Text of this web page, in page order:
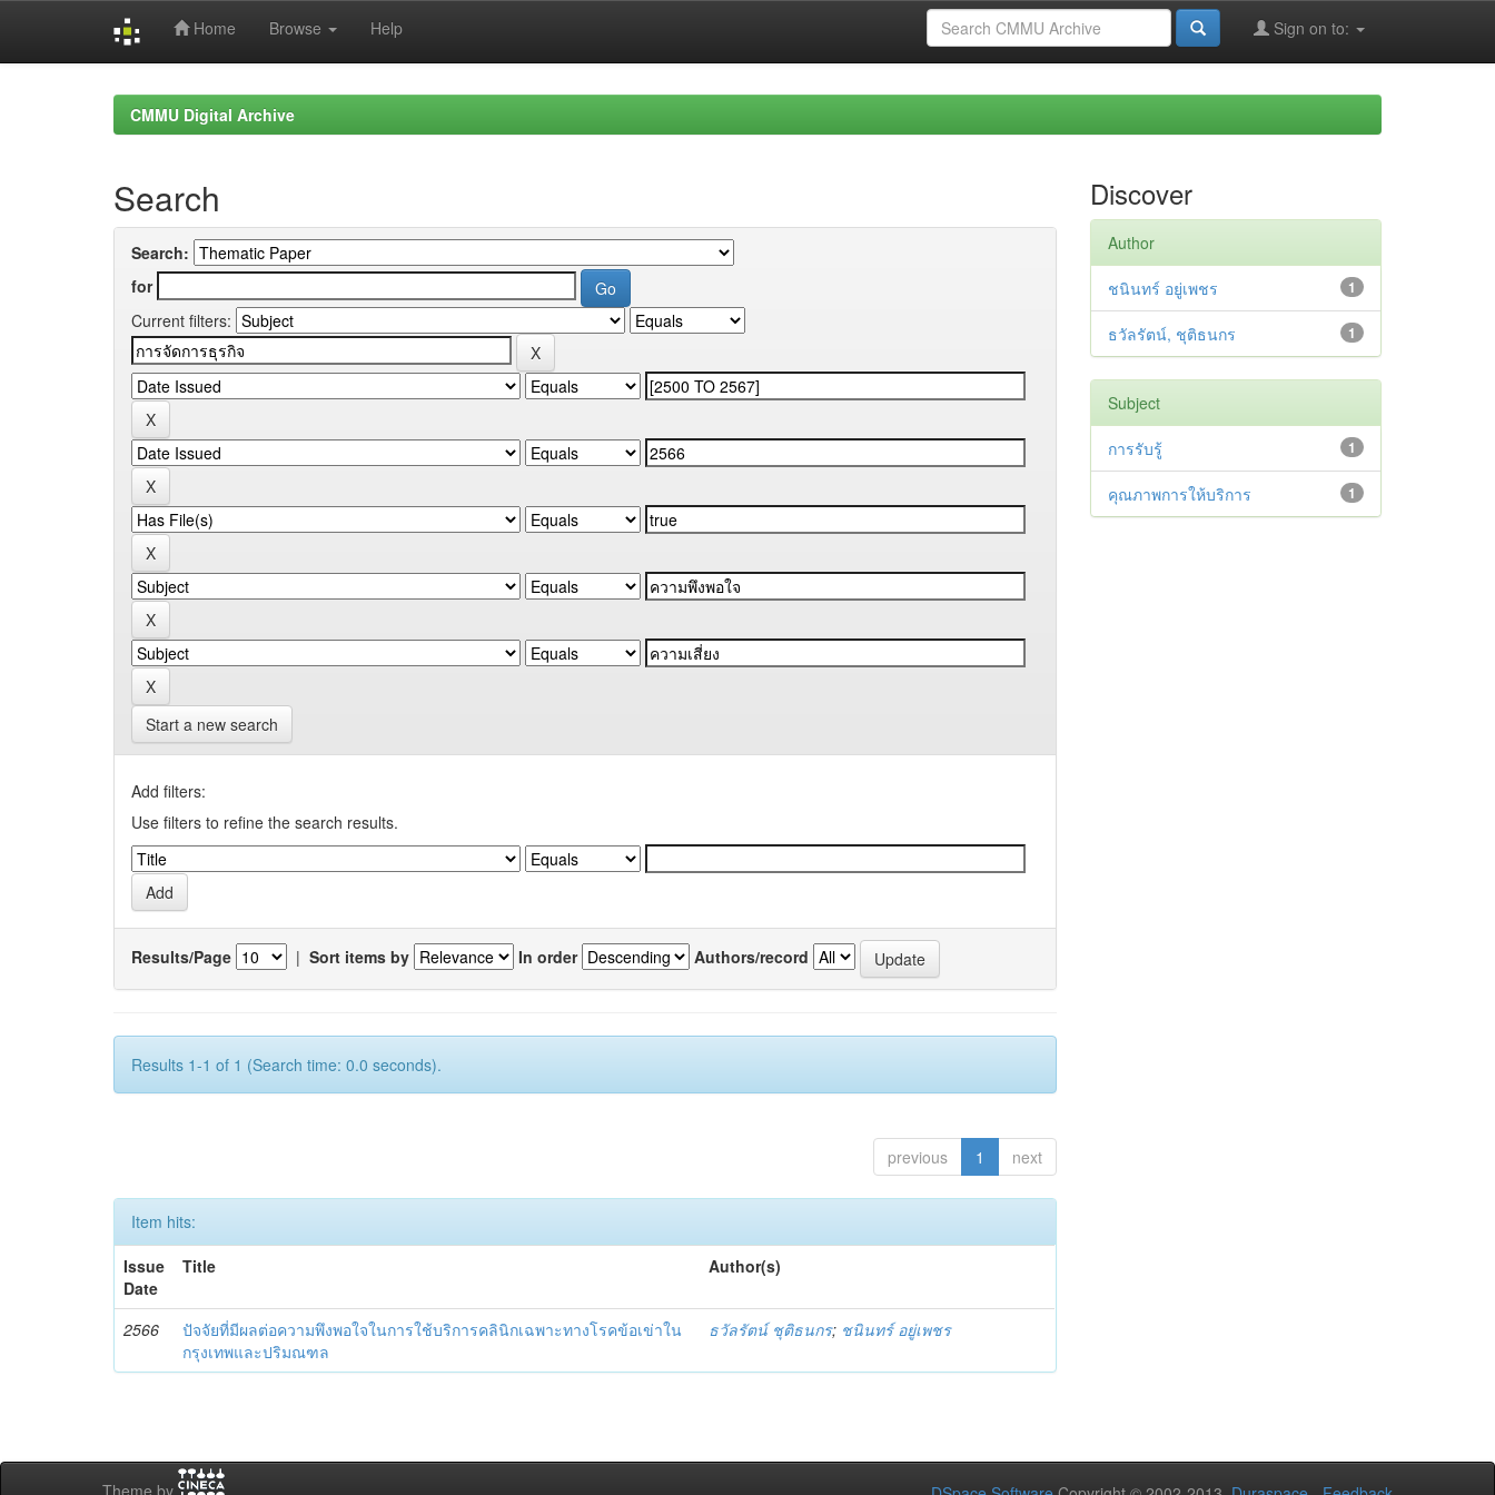
Home Browse Help Sign on to:
CMMU Digital Archive
Search
Search:
for
Current filters:
Start a new search
Add filters:
Use filters to refine the search results.
Results/Page | Sort items by In order Authors/record
Results 1-1 of 1 (Search time: 0.0 seconds).
previous 1 next
Item hits:
Issue
Date
Title Author(s)
2566
ปัจจัยที่มีผลต่อความพึงพอใจในการใช้บริการคลินิกเฉพาะทางโรคข้อเข่าใน
กรุงเทพและปริมณฑล
ธวัลรัตน์ ชุติธนกร; ชนินทร์ อยู่เพชร
Discover
Author
1
ชนินทร์ อยู่เพชร
1
ธวัลรัตน์, ชุติธนกร
Subject
1
การรับรู้
1
คุณภาพการให้บริการ